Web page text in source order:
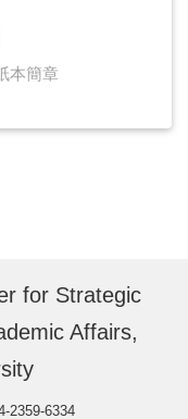
本簡章
for Strategic
Affairs,
2359-6334